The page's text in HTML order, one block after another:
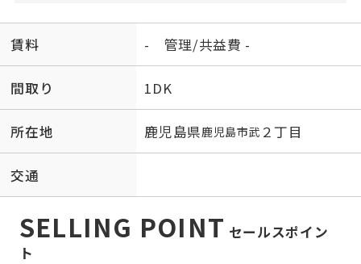
賃料 - 管理/共益費 -
間取り 1DK
所在地 鹿児島県鹿児島市武 ２丁目
交通
SELLING POINT セールスポイン
ト